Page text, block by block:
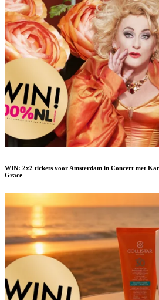
WIN: 2x2 tickets voor Amsterdam in Concert met
Grace